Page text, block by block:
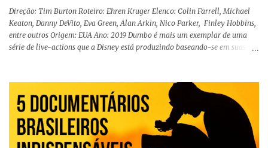
Direção: Tim Burton Roteiro: Ehren Kruger Elenco: Colin Farrell, Michael
Keaton, Danny DeVito, Eva Green, Alan Arkin, Nico Parker, Finley Hobbins,
entre outros Origem: EUA Ano: 2019 Dumbo é mais um exemplar de uma
série de live-actions que a Disney está produzindo baseando-se em suas
remake , já que a história do elefantinho voador foi reinventada de forma
mais realista, se adequando perfeitamente a proposta. Não há animais
falantes, por exemplo, mas nem por isso o tom lúdico e infantil é deixado
de lado. Apesar da relevância histórica, o filme supera a animação original
em termos visuais e narrativos, , superando a animação original em termos
visuais e narrativos. A história começa quando o pai das crianças, Holt